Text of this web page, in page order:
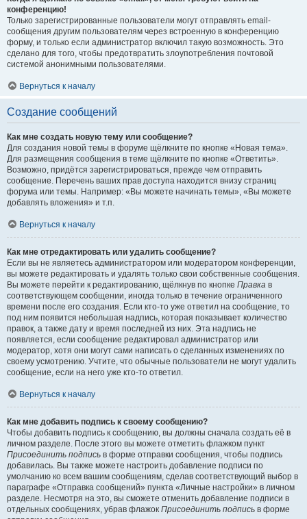
конференцию!
Только зарегистрированные пользователи могут отправлять email-
сообщения другим пользователям через встроенную в конференцию
форму, и только если администратор включил такую возможность. Это
сделано для того, чтобы предотвратить злоупотребления почтовой
системой анонимными пользователями.
Вернуться к началу
Создание сообщений
Как мне создать новую тему или сообщение?
Для создания новой темы в форуме щёлкните по кнопке «Новая тема».
Для размещения сообщения в теме щёлкните по кнопке «Ответить».
Возможно, придётся зарегистрироваться, прежде чем отправить
сообщение. Перечень ваших прав доступа находится внизу страниц
форума или темы. Например: «Вы можете начинать темы», «Вы можете
добавлять вложения» и т.п.
Вернуться к началу
Как мне отредактировать или удалить сообщение?
Если вы не являетесь администратором или модератором конференции,
вы можете редактировать и удалять только свои собственные сообщения.
Вы можете перейти к редактированию, щёлкнув по кнопке Правка в
соответствующем сообщении, иногда только в течение ограниченного
времени после его создания. Если кто-то уже ответил на сообщение, то
под ним появится небольшая надпись, которая показывает количество
правок, а также дату и время последней из них. Эта надпись не
появляется, если сообщение редактировал администратор или
модератор, хотя они могут сами написать о сделанных изменениях по
своему усмотрению. Учтите, что обычные пользователи не могут удалить
сообщение, если на него уже кто-то ответил.
Вернуться к началу
Как мне добавить подпись к своему сообщению?
Чтобы добавить подпись к сообщению, вы должны сначала создать её в
личном разделе. После этого вы можете отметить флажком пункт
Присоединить подпись в форме отправки сообщения, чтобы подпись
добавилась. Вы также можете настроить добавление подписи по
умолчанию ко всем вашим сообщениям, сделав соответствующий выбор в
параграфе «Отправка сообщений» пункта «Личные настройки» в личном
разделе. Несмотря на это, вы сможете отменить добавление подписи в
отдельных сообщениях, убрав флажок Присоединить подпись в форме